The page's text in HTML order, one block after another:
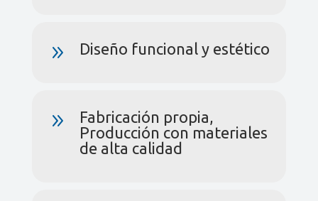
9 Diseño funcional y estético
9
Fabricación propia,
Producción con materiales
de alta calidad